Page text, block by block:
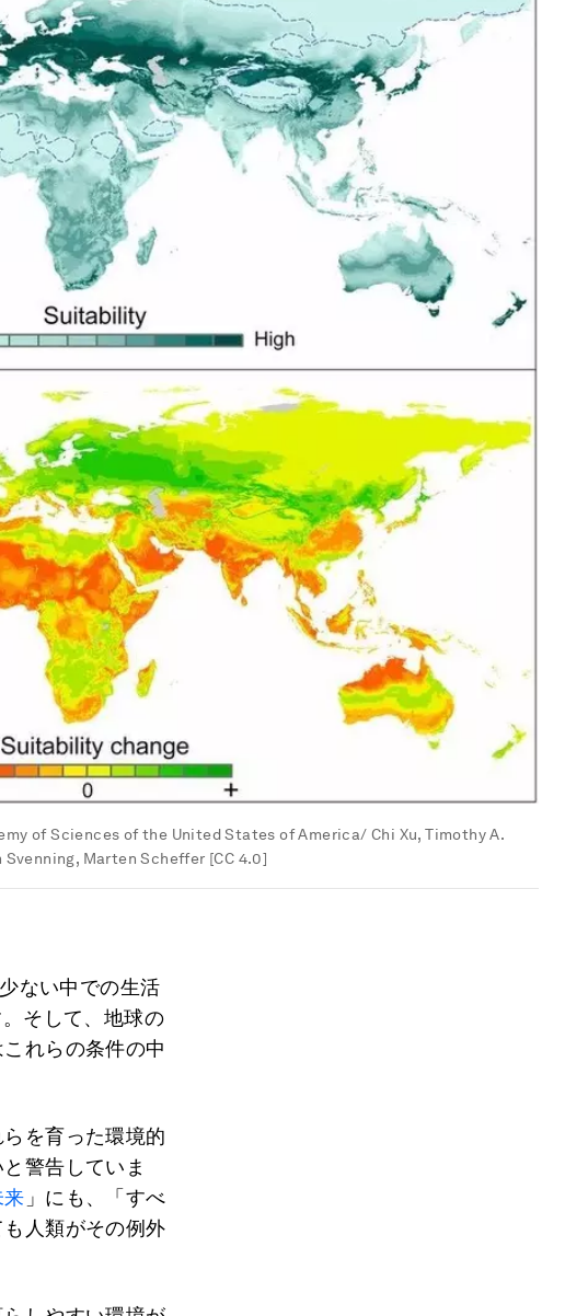
of Sciences of the United States of America/ Chi Xu, Timothy A.
Marten Scheffer [CC 4.0]
ない中での生活
そして、地球の
れらの条件の中
を育った環境的
警告していま
来 」にも、「すべ
人類がその例外